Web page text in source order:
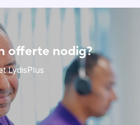
offerte nodig?
LydisPlus